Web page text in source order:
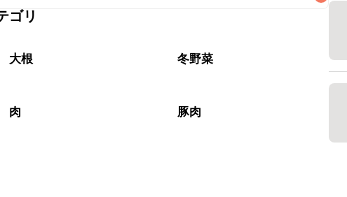
す。なるべくお早めにお召し上がりください。
ゴリ
大根 冬野菜
肉 豚肉